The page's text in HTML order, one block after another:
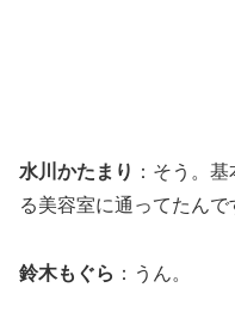
水川かたまり ：そう。
る美容室に通ってたんで
鈴木もぐら ：うん。